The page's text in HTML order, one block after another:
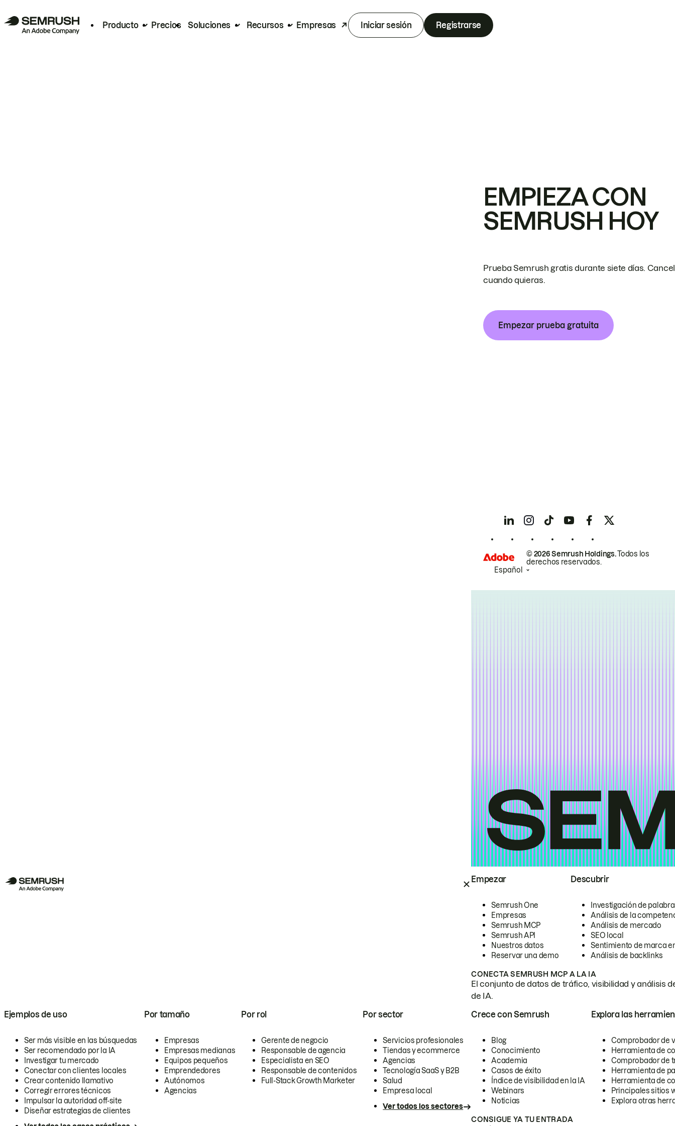
Producto Precios Soluciones Recursos Empresas Iniciar sesión Registrarse
Empezar
Semrush One
Empresas
Semrush MCP
Semrush API
Nuestros datos
Reservar una demo
Descubrir
Investigación de
Análisis de la
Análisis de mercado
SEO local
Sentimiento de marca
Análisis de backlinks
CONECTA SEMRUSH MCP A LA IA
El conjunto de datos de tráfico, visibilidad y análisis
de IA.
Ejemplos de uso
Ser más visible en las búsquedas
Ser recomendado por la IA
Investigar tu mercado
Conectar con clientes locales
Crear contenido llamativo
Corregir errores técnicos
Impulsar la autoridad off-site
Diseñar estrategias de clientes
Por tamaño
Empresas
Empresas medianas
Equipos pequeños
Emprendedores
Autónomos
Agencias
Por rol
Gerente de negocio
Responsable de agencia
Especialista en SEO
Responsable de contenidos
Full-Stack Growth Marketer
Por sector
Servicios profesionales
Tiendas y ecommerce
Agencias
Tecnología SaaS y B2B
Salud
Empresa local
Ver todos los sectores
Crece con Semrush
Blog
Conocimiento
Academia
Casos de éxito
Índice de visibilidad en la IA
Webinars
Noticias
Explora las
Comprobador de
Herramienta de
Comprobador de
Herramienta de
Herramienta de
Principales sitios
Explora otras
CONSIGUE YA TU ENTRADA
EMPIEZA CON
SEMRUSH HOY
Prueba Semrush gratis durante siete días.
cuando quieras.
Empezar prueba gratuita
© 2026 Semrush Holdings.Todos los
derechos reservados.
Español